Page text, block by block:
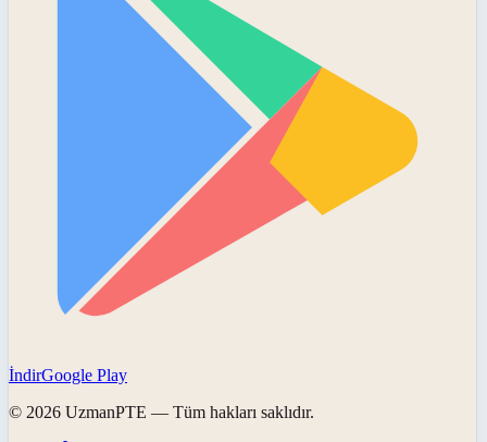
İndirGoogle Play
© 2026 UzmanPTE — Tüm hakları saklıdır.